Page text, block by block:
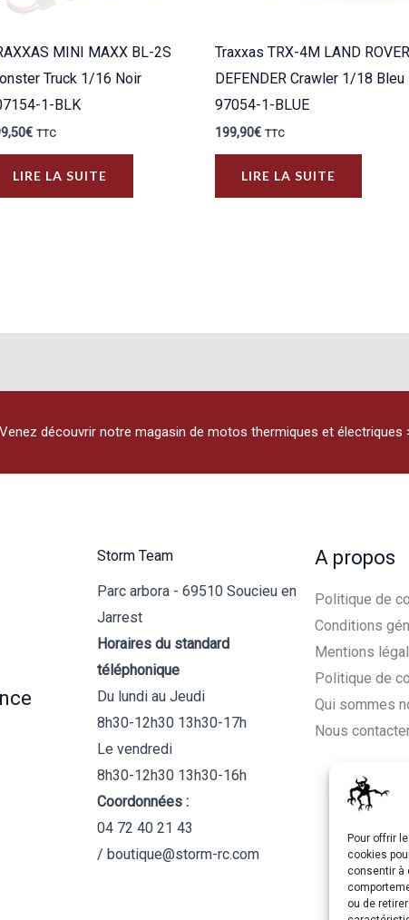
Pour offrir
cookies
consentir à
ou de
MINI MAXX BL-2S
Truck 1/16 Noir
1-BLK
€ TTC
LIRE LA SUITE
Traxxas TRX-4M LAND ROVER
DEFENDER Crawler 1/18 Bleu
97054-1-BLUE
199,90€ TTC
LIRE LA SUITE
Venez découvrir notre magasin de motos thermiques et électriques
Storm Team
Parc arbora - 69510 Soucieu en
Jarrest
Horaires du standard
téléphonique
Du lundi au Jeudi
8h30-12h30 13h30-17h
Le vendredi
8h30-12h30 13h30-16h
Coordonnées :
04 72 40 21 43
/ boutique@storm-rc.com
A propos
Politique de
Conditions
Mentions
Politique de
Qui sommes
Nous